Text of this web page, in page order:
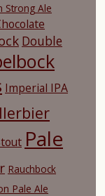
Strong Ale
Double
Imperial IPA
Pale
Rauchbock
Pale Ale